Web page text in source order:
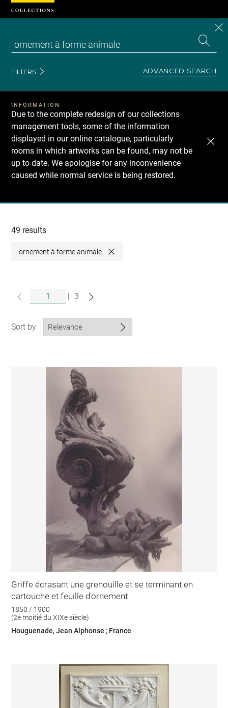
FILTERS ADVANCED SEARCH
INFORMATION
Due to the complete redesign of our collections
management tools, some of the information
displayed in our online catalogue, particularly
rooms in which artworks can be found, may not be
up to date. We apologise for any inconvenience
caused while normal service is being restored.
Recherche
collections
49 results
ornement à forme animale Close
3
Sort by
Griffe écrasant une grenouille et se terminant en
cartouche et feuille d'ornement
1850 / 1900
(2e moitié du XIXe siècle)
Houguenade, Jean Alphonse ; France
Cookies management panel